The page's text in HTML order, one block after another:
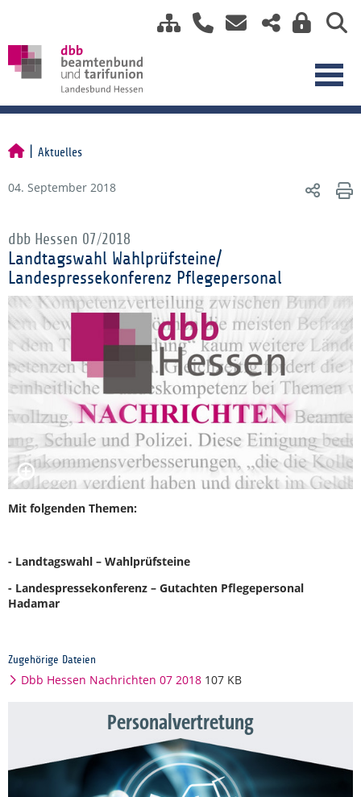
Aktuelles
04. September 2018
dbb Hessen 07/2018
Landtagswahl Wahlprüfsteine/
Landespressekonferenz Pflegepersonal
Mit folgenden Themen:
- Landtagswahl – Wahlprüfsteine
- Landespressekonferenz – Gutachten Pflegepersonal
Hadamar
Zugehörige Dateien
Dbb Hessen Nachrichten 07 2018 107 KB
Personalvertretung